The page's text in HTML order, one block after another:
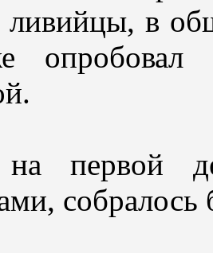
в
первой
собралось